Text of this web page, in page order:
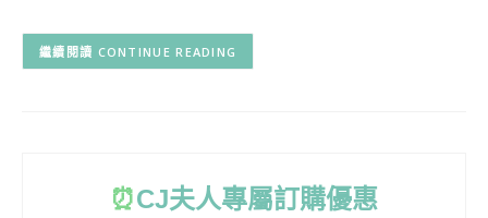
CONTINUE READING
⏰CJ夫人專屬訂購優惠